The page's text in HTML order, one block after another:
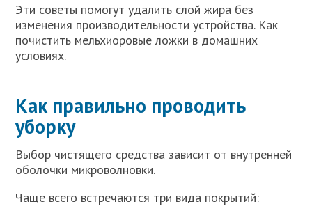
Эти советы помогут удалить слой жира без
изменения производительности устройства. Как
почистить мельхиоровые ложки в домашних
условиях.
Как правильно проводить
уборку
Выбор чистящего средства зависит от внутренней
оболочки микроволновки.
Чаще всего встречаются три вида покрытий: